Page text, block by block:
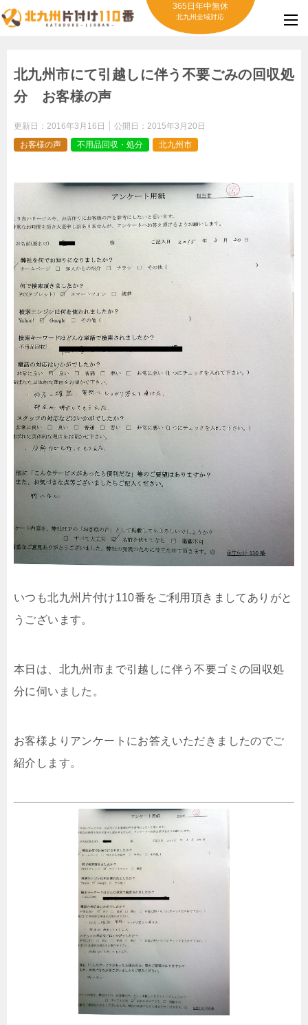
365日年中無休
北九州全域対応
北九州市にて引越しに伴う不要ごみの回収処
分 お客様の声
更新日： 2016年3月16日 公開日： 2015年3月20日
お客様の声
不用品回収・処分 北九州市
いつも北九州片付け110番をご利用頂きましてありがと
うございます。
本日は、北九州市まで引越しに伴う不要ゴミの回収処
分に伺いました。
お客様よりアンケートにお答えいただきましたのでご
紹介します。